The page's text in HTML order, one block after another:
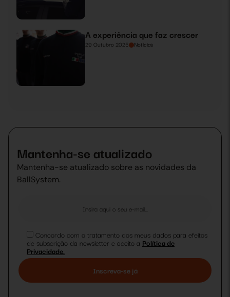
A experiência que faz crescer
29 Outubro 2025 Notícias
Mantenha-se atualizado
Mantenha-se atualizado sobre as novidades da
BallSystem.
Concordo com o tratamento dos meus dados para efeitos
de subscrição da newsletter e aceito a Política de
Privacidade.